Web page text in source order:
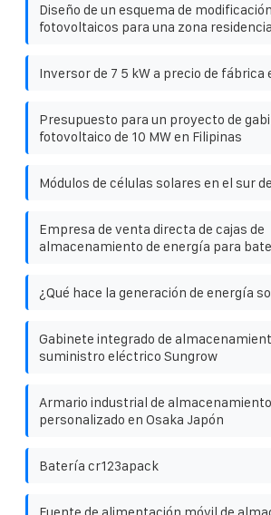
Diseño de un esquema de
fotovoltaicos para una zona
Inversor de 7 5 kW a precio de fábrica
Presupuesto para un proyecto de
fotovoltaico de 10 MW en Filipinas
Módulos de células solares en el sur
Empresa de venta directa de cajas de
almacenamiento de energía para
¿Qué hace la generación de energía
Gabinete integrado de
suministro eléctrico Sungrow
Armario industrial de
personalizado en Osaka Japón
Batería cr123apack
Fuente de alimentación móvil de